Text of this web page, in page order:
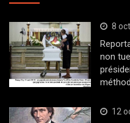
8
non
12